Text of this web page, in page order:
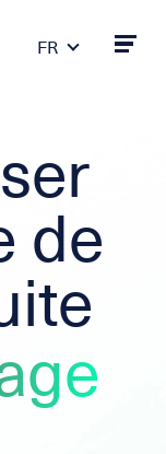
FR
IT
de